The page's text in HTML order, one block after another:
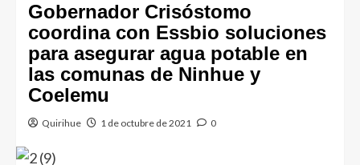
Gobernador Crisóstomo
coordina con Essbio soluciones
para asegurar agua potable en
las comunas de Ninhue y
Coelemu
Quirihue 1 de octubre de 2021 0